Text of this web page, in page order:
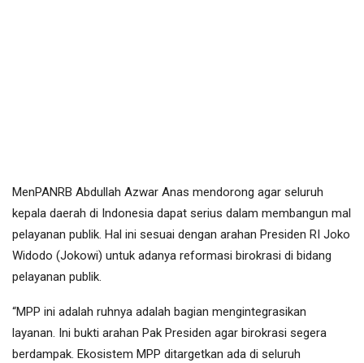
MenPANRB Abdullah Azwar Anas mendorong agar seluruh
kepala daerah di Indonesia dapat serius dalam membangun mal
pelayanan publik. Hal ini sesuai dengan arahan Presiden RI Joko
Widodo (Jokowi) untuk adanya reformasi birokrasi di bidang
pelayanan publik.
“MPP ini adalah ruhnya adalah bagian mengintegrasikan
layanan. Ini bukti arahan Pak Presiden agar birokrasi segera
berdampak. Ekosistem MPP ditargetkan ada di seluruh